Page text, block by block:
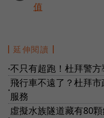
值
延伸閱讀
●不只有超跑！杜拜警
●
飛行車不遠了？杜拜
服務
虛擬水族隧道藏有80